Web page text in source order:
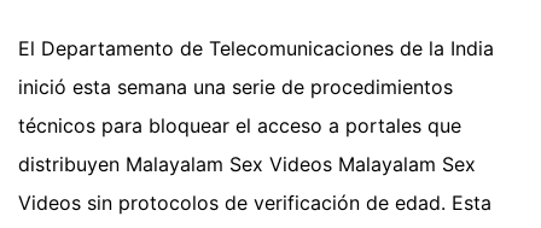
El Departamento de Telecomunicaciones de la India
inició esta semana una serie de procedimientos
técnicos para bloquear el acceso a portales que
distribuyen Malayalam Sex Videos Malayalam Sex
Videos sin protocolos de verificación de edad. Esta